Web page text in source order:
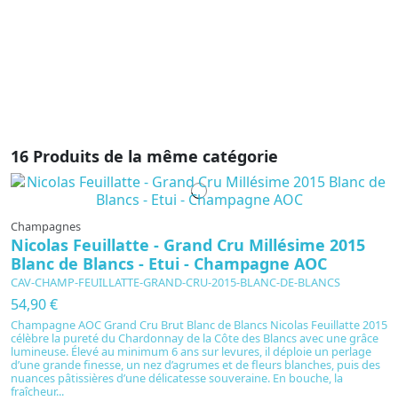
16 Produits de la même catégorie
Champagnes
Nicolas Feuillatte - Grand Cru Millésime 2015
Blanc de Blancs - Etui - Champagne AOC
CAV-CHAMP-FEUILLATTE-GRAND-CRU-2015-BLANC-DE-BLANCS
54,90 €
Champagne AOC Grand Cru Brut Blanc de Blancs Nicolas Feuillatte 2015
célèbre la pureté du Chardonnay de la Côte des Blancs avec une grâce
lumineuse. Élevé au minimum 6 ans sur levures, il déploie un perlage
d’une grande finesse, un nez d’agrumes et de fleurs blanches, puis des
nuances pâtissières d’une délicatesse souveraine. En bouche, la
fraîcheur...